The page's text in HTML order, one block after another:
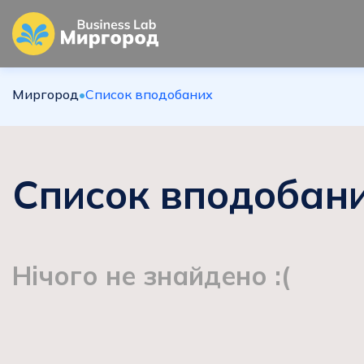
Миргород•Список вподобаних
Список
Нічого не знайдено :(